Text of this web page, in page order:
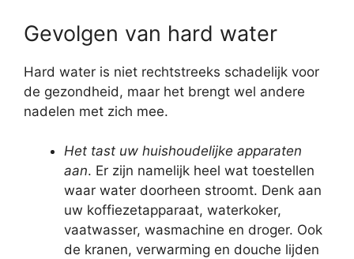
Gevolgen van hard water
Hard water is niet rechtstreeks schadelijk voor
de gezondheid, maar het brengt wel andere
nadelen met zich mee.
Het tast uw huishoudelijke apparaten
aan. Er zijn namelijk heel wat toestellen
waar water doorheen stroomt. Denk aan
uw koffiezetapparaat, waterkoker,
vaatwasser, wasmachine en droger. Ook
de kranen, verwarming en douche lijden